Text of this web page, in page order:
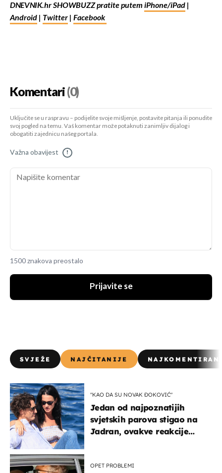
DNEVNIK.hr SHOWBUZZ pratite putem iPhone/iPad |
Android | Twitter | Facebook
Komentari(0)
Uključite se u raspravu – podijelite svoje mišljenje, postavite pitanja ili ponudite
svoj pogled na temu. Vaš komentar može potaknuti zanimljiv dijalog i
obogatiti zajednicu našeg portala.
Važna obavijest !
1500 znakova preostalo
Prijavite se
SVJEŽE NAJČITANIJE
"KAO DA SU NOVAK ĐOKOVIĆ"
Jedan od najpoznatijih
svjetskih parova stigao na
Jadran, ovakve reakcije
OPET PROBLEMI